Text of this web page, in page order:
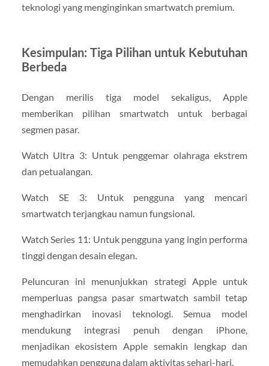
teknologi yang menginginkan smartwatch premium.
Kesimpulan: Tiga Pilihan untuk Kebutuhan
Berbeda
Dengan merilis tiga model sekaligus, Apple
memberikan pilihan smartwatch untuk berbagai
segmen pasar.
Watch Ultra 3: Untuk penggemar olahraga ekstrem
dan petualangan.
Watch SE 3: Untuk pengguna yang mencari
smartwatch terjangkau namun fungsional.
Watch Series 11: Untuk pengguna yang ingin performa
tinggi dengan desain elegan.
Peluncuran ini menunjukkan strategi Apple untuk
memperluas pangsa pasar smartwatch sambil tetap
menghadirkan inovasi teknologi. Semua model
mendukung integrasi penuh dengan iPhone,
menjadikan ekosistem Apple semakin lengkap dan
memudahkan pengguna dalam aktivitas sehari-hari.